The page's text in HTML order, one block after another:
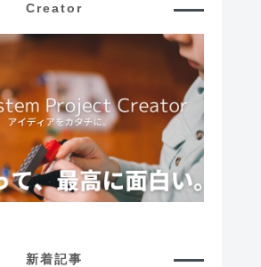
Creator
新着記事